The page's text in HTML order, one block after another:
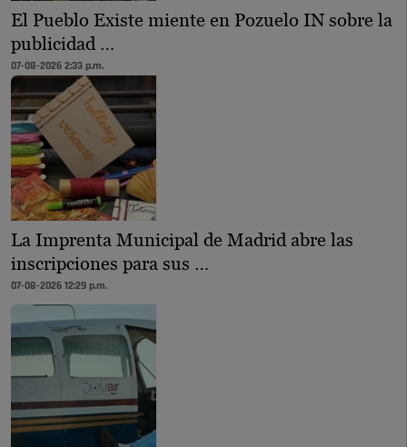
El Pueblo Existe miente en Pozuelo IN sobre la
publicidad …
07-08-2026 2:33 p.m.
La Imprenta Municipal de Madrid abre las
inscripciones para sus …
07-08-2026 12:29 p.m.